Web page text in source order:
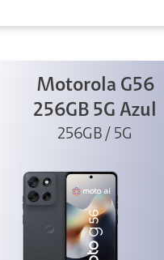
Motorola G56
256GB 5G Azul
256GB / 5G